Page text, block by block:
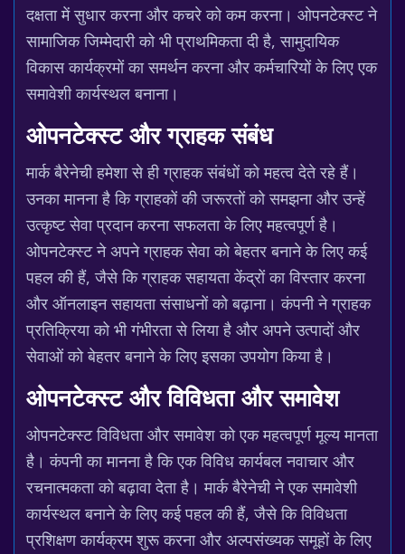
दक्षता में सुधार करना और कचरे को कम करना। ओपनटेक्स्ट ने
सामाजिक जिम्मेदारी को भी प्राथमिकता दी है, सामुदायिक
विकास कार्यक्रमों का समर्थन करना और कर्मचारियों के लिए एक
समावेशी कार्यस्थल बनाना।
ओपनटेक्स्ट और ग्राहक संबंध
मार्क बैरेनेची हमेशा से ही ग्राहक संबंधों को महत्व देते रहे हैं।
उनका मानना है कि ग्राहकों की जरूरतों को समझना और उन्हें
उत्कृष्ट सेवा प्रदान करना सफलता के लिए महत्वपूर्ण है।
ओपनटेक्स्ट ने अपने ग्राहक सेवा को बेहतर बनाने के लिए कई
पहल की हैं, जैसे कि ग्राहक सहायता केंद्रों का विस्तार करना
और ऑनलाइन सहायता संसाधनों को बढ़ाना। कंपनी ने ग्राहक
प्रतिक्रिया को भी गंभीरता से लिया है और अपने उत्पादों और
सेवाओं को बेहतर बनाने के लिए इसका उपयोग किया है।
ओपनटेक्स्ट और विविधता और समावेश
ओपनटेक्स्ट विविधता और समावेश को एक महत्वपूर्ण मूल्य मानता
है। कंपनी का मानना है कि एक विविध कार्यबल नवाचार और
रचनात्मकता को बढ़ावा देता है। मार्क बैरेनेची ने एक समावेशी
कार्यस्थल बनाने के लिए कई पहल की हैं, जैसे कि विविधता
प्रशिक्षण कार्यक्रम शुरू करना और अल्पसंख्यक समूहों के लिए